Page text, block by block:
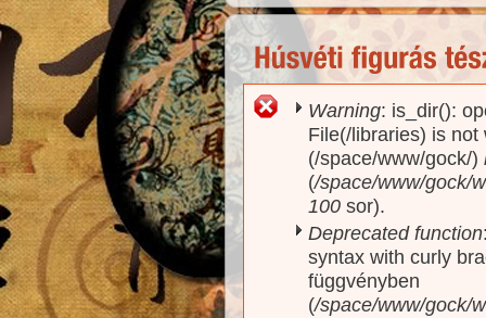
Hibaüzenet
Warning: is_dir():
File(/libraries) is
(/space/www/gock/)
(/space/www/gock/
100 sor).
Deprecated function
syntax with curly
függvényben
(/space/www/gock/